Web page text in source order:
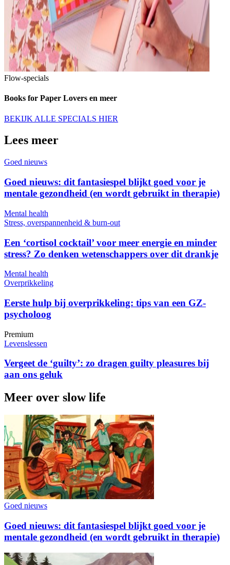
Flow-specials
Books for Paper Lovers en meer
BEKIJK ALLE SPECIALS HIER
Lees meer
Goed nieuws
Goed nieuws: dit fantasiespel blijkt goed voor je
mentale gezondheid (en wordt gebruikt in therapie)
Mental health
Stress, overspannenheid & burn-out
Een ‘cortisol cocktail’ voor meer energie en minder
stress? Zo denken wetenschappers over dit drankje
Mental health
Overprikkeling
Eerste hulp bij overprikkeling: tips van een GZ-
psycholoog
Premium
Levenslessen
Vergeet de ‘guilty’: zo dragen guilty pleasures bij
aan ons geluk
Meer over slow life
Goed nieuws
Goed nieuws: dit fantasiespel blijkt goed voor je
mentale gezondheid (en wordt gebruikt in therapie)